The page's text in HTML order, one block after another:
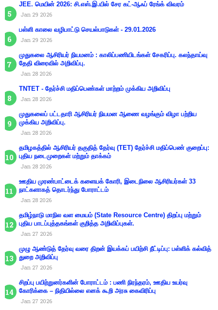
JEE. மெயின் 2026: சி.எஸ்.இ.யில் சேர கட்-ஆஃப் ரேங்க் விவரம்
Jan 29 2026
பள்ளி காலை வழிபாட்டு செயல்பாடுகள் - 29.01.2026
Jan 29 2026
முதுகலை ஆசிரியர் நியமனம் : காலிப்பணியிடங்கள் சேகரிப்பு. கலந்தாய்வு
தேதி விரைவில் அறிவிப்பு.
Jan 28 2026
TNTET - தேர்ச்சி மதிப்பெண்கள் மாற்றம் முக்கிய அறிவிப்பு
Jan 28 2026
முதுகலைப் பட்டதாரி ஆசிரியர் நியமன ஆணை வழங்கும் விழா பற்றிய
முக்கிய அறிவிப்பு.
Jan 28 2026
தமிழகத்தில் ஆசிரியர் தகுதித் தேர்வு (TET) தேர்ச்சி மதிப்பெண் குறைப்பு:
புதிய நடைமுறைகள் மற்றும் தாக்கம்
Jan 28 2026
ஊதிய முரண்பாட்டைக் களையக் கோரி, இடைநிலை ஆசிரியர்கள் 33
நாட்களாகத் தொடர்ந்து போராட்டம்
Jan 28 2026
தமிழ்நாடு மாநில வள மையம் (State Resource Centre) திறப்பு மற்றும்
புதிய பாடப்புத்தகங்கள் குறித்த அறிவிப்புகள்.
Jan 27 2026
முழு ஆண்டுத் தேர்வு வரை திறன் இயக்கப் பயிற்சி நீட்டிப்பு: பள்ளிக் கல்வித்
துறை அறிவிப்பு
Jan 27 2026
சிறப்பு பயிற்றுனர்களின் போராட்டம் : பணி நிரந்தரம், ஊதிய உயர்வு
கோரிக்கை – நிதியில்லை எனக் கூறி அரசு கைவிரிப்பு
Jan 27 2026